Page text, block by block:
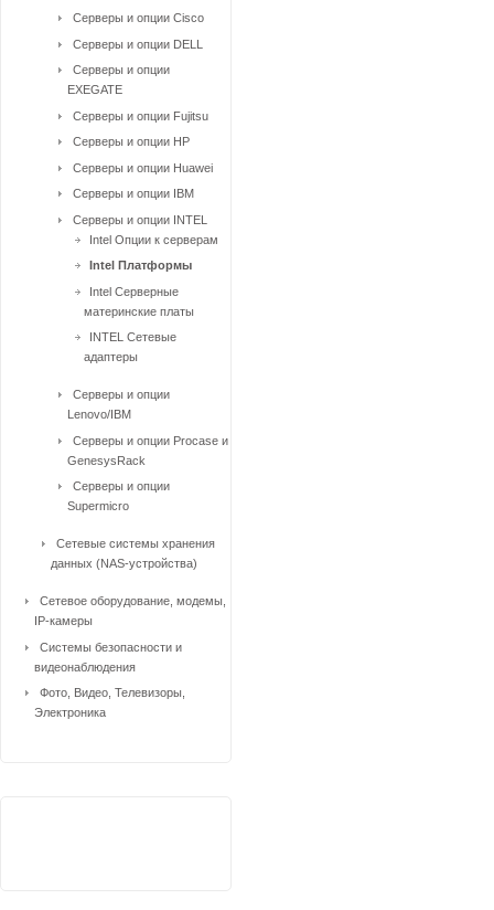
Серверы и опции Cisco
Серверы и опции DELL
Серверы и опции
EXEGATE
Серверы и опции Fujitsu
Серверы и опции HP
Серверы и опции Huawei
Серверы и опции IBM
Серверы и опции INTEL
Intel Опции к серверам
Intel Платформы
Intel Серверные
материнские платы
INTEL Сетевые
адаптеры
Серверы и опции
Lenovo/IBM
Серверы и опции Procase и
GenesysRack
Серверы и опции
Supermicro
Сетевые системы хранения
данных (NAS-устройства)
Сетевое оборудование, модемы,
IP-камеры
Системы безопасности и
видеонаблюдения
Фото, Видео, Телевизоры,
Электроника